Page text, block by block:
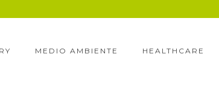
MEDIO AMBIENTE HEALTHCARE